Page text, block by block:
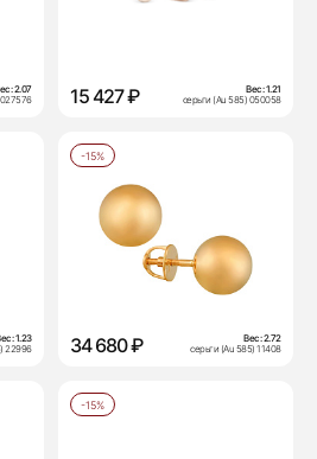
2.07
027576
15 427 ₽ Вес:1.21
серьги (Au 585) 050058
1.23
22996
-15%
34 680 ₽ Вес:2.72
серьги (Au 585) 11408
-15%